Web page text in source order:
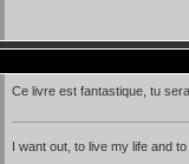
Ce livre est fantastique, tu
I want out, to live my life and